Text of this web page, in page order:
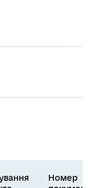
Номер